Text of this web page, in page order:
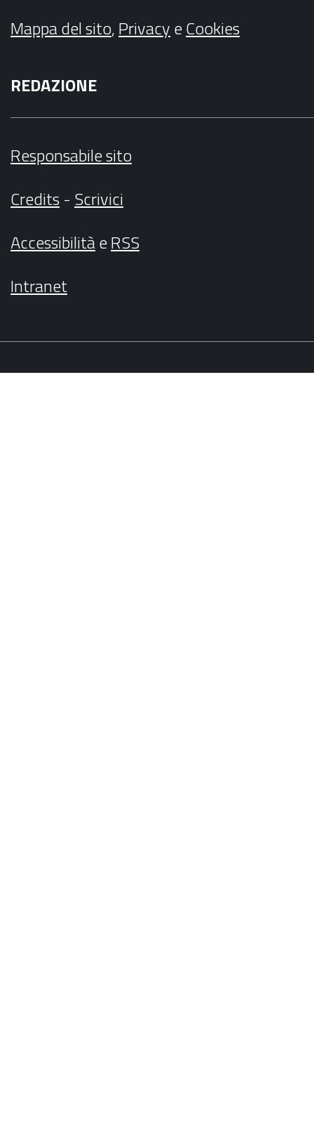
Mappa del sito,PrivacyeCookies
REDAZIONE
Responsabile sito
Credits- Scrivici
AccessibilitàeRSS
Intranet